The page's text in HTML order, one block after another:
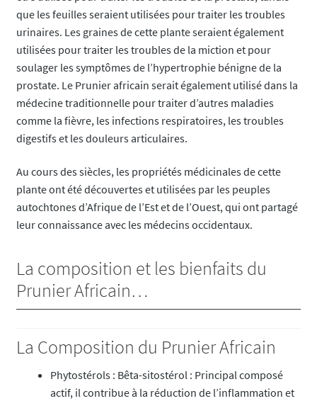
que les feuilles seraient utilisées pour traiter les troubles
urinaires. Les graines de cette plante seraient également
utilisées pour traiter les troubles de la miction et pour
soulager les symptômes de l’hypertrophie bénigne de la
prostate. Le Prunier africain serait également utilisé dans la
médecine traditionnelle pour traiter d’autres maladies
comme la fièvre, les infections respiratoires, les troubles
digestifs et les douleurs articulaires.
Au cours des siècles, les propriétés médicinales de cette
plante ont été découvertes et utilisées par les peuples
autochtones d’Afrique de l’Est et de l’Ouest, qui ont partagé
leur connaissance avec les médecins occidentaux.
La composition et les bienfaits du
Prunier Africain…
La Composition du Prunier Africain
Phytostérols : Bêta-sitostérol : Principal composé
actif, il contribue à la réduction de l’inflammation et